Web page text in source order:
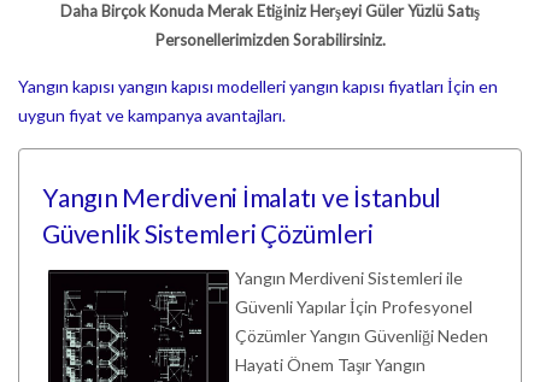
Daha Birçok Konuda Merak Etiğiniz Herşeyi Güler Yüzlü Satış
Personellerimizden Sorabilirsiniz.
Yangın kapısı yangın kapısı modelleriyangın kapısı fiyatları İçin en
uygun fiyat ve kampanya avantajları.
Yangın Merdiveni İmalatı ve İstanbul
Güvenlik Sistemleri Çözümleri
Yangın Merdiveni Sistemleri ile
Güvenli Yapılar İçin Profesyonel
Çözümler Yangın Güvenliği Neden
Hayati Önem Taşır Yangın